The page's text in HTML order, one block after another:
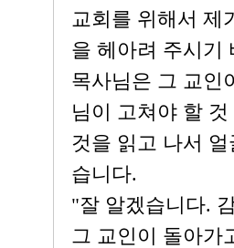
교회를 위해서 제
을 헤아려 주시기
목사님은 그 교인
님이 고쳐야 할
것을 읽고 나서
습니다.
"잘 알겠습니다.
그 교인이 돌아가